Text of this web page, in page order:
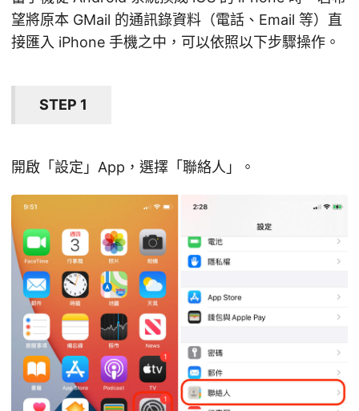
望將原本 GMail 的通訊錄資料（電話、Email 等）直
接匯入 iPhone 手機之中，可以依照以下步驟操作。
STEP 1
開啟「設定」App，選擇「聯絡人」。